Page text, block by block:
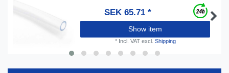
SEK 65.71 *
Show item
* Incl. VATexcl. Shipping